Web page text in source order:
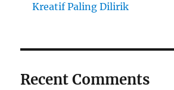
Kreatif Paling Dilirik
Recent Comments